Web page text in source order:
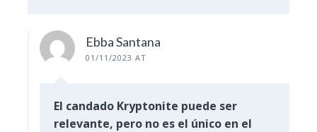
Ebba Santana
01/11/2023 AT
El candado Kryptonite puede ser
relevante, pero no es el único en el